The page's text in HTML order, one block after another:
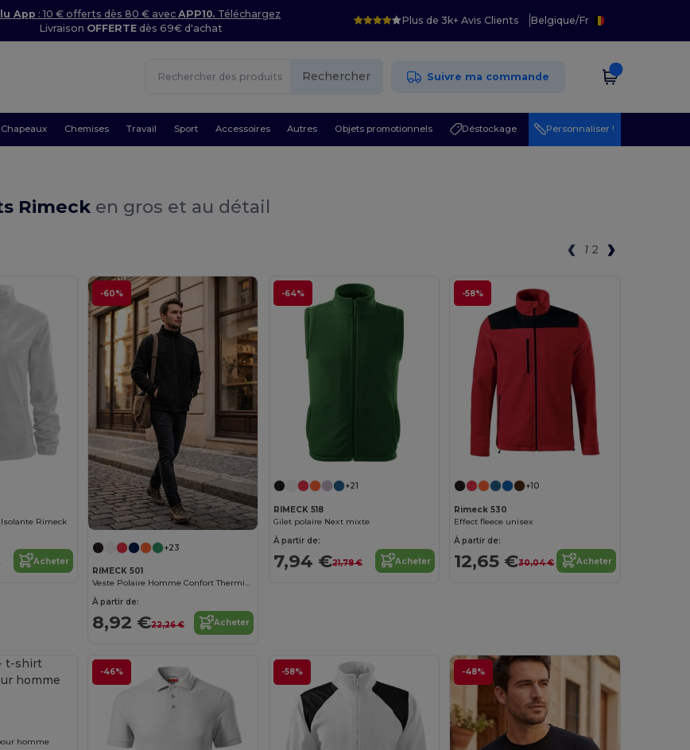
App : 10 € offerts dès 80 € avecAPP10. Téléchargez
Livraison OFFERTE dès 69€ d'achat
Plus de 3k+ Avis Clients Belgique/Fr
Rechercher Suivre ma commande
Chapeaux Chemises Travail Sport Accessoires Autres Objets promotionnels Déstockage Personnaliser !
Rimeck en gros et au détail
1 2
Rimeck
Acheter
-60%
+23
RIMECK 501
Veste Polaire Homme Confort Thermique
À partir de:
8,92 €22,26 € Acheter
-64%
+21
RIMECK 518
Gilet polaire Next mixte
À partir de:
7,94 €21,78 € Acheter
-58%
+10
Rimeck 530
Effect fleece unisex
À partir de:
12,65 €30,04 € Acheter
homme
-46% -58% -48%